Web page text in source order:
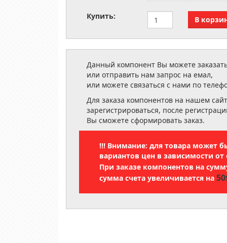
Купить:
Данный компонент Вы можете
или отправить нам запрос на емал,
или можете связаться с нами по
Для заказа компонентов на нашем
зарегистрироваться, после
Вы сможете сформировать заказ.
!!! Внимание: для товара может
вариантов цен в зависимости от
При заказе компонентов на
сумма счета увеличивается на